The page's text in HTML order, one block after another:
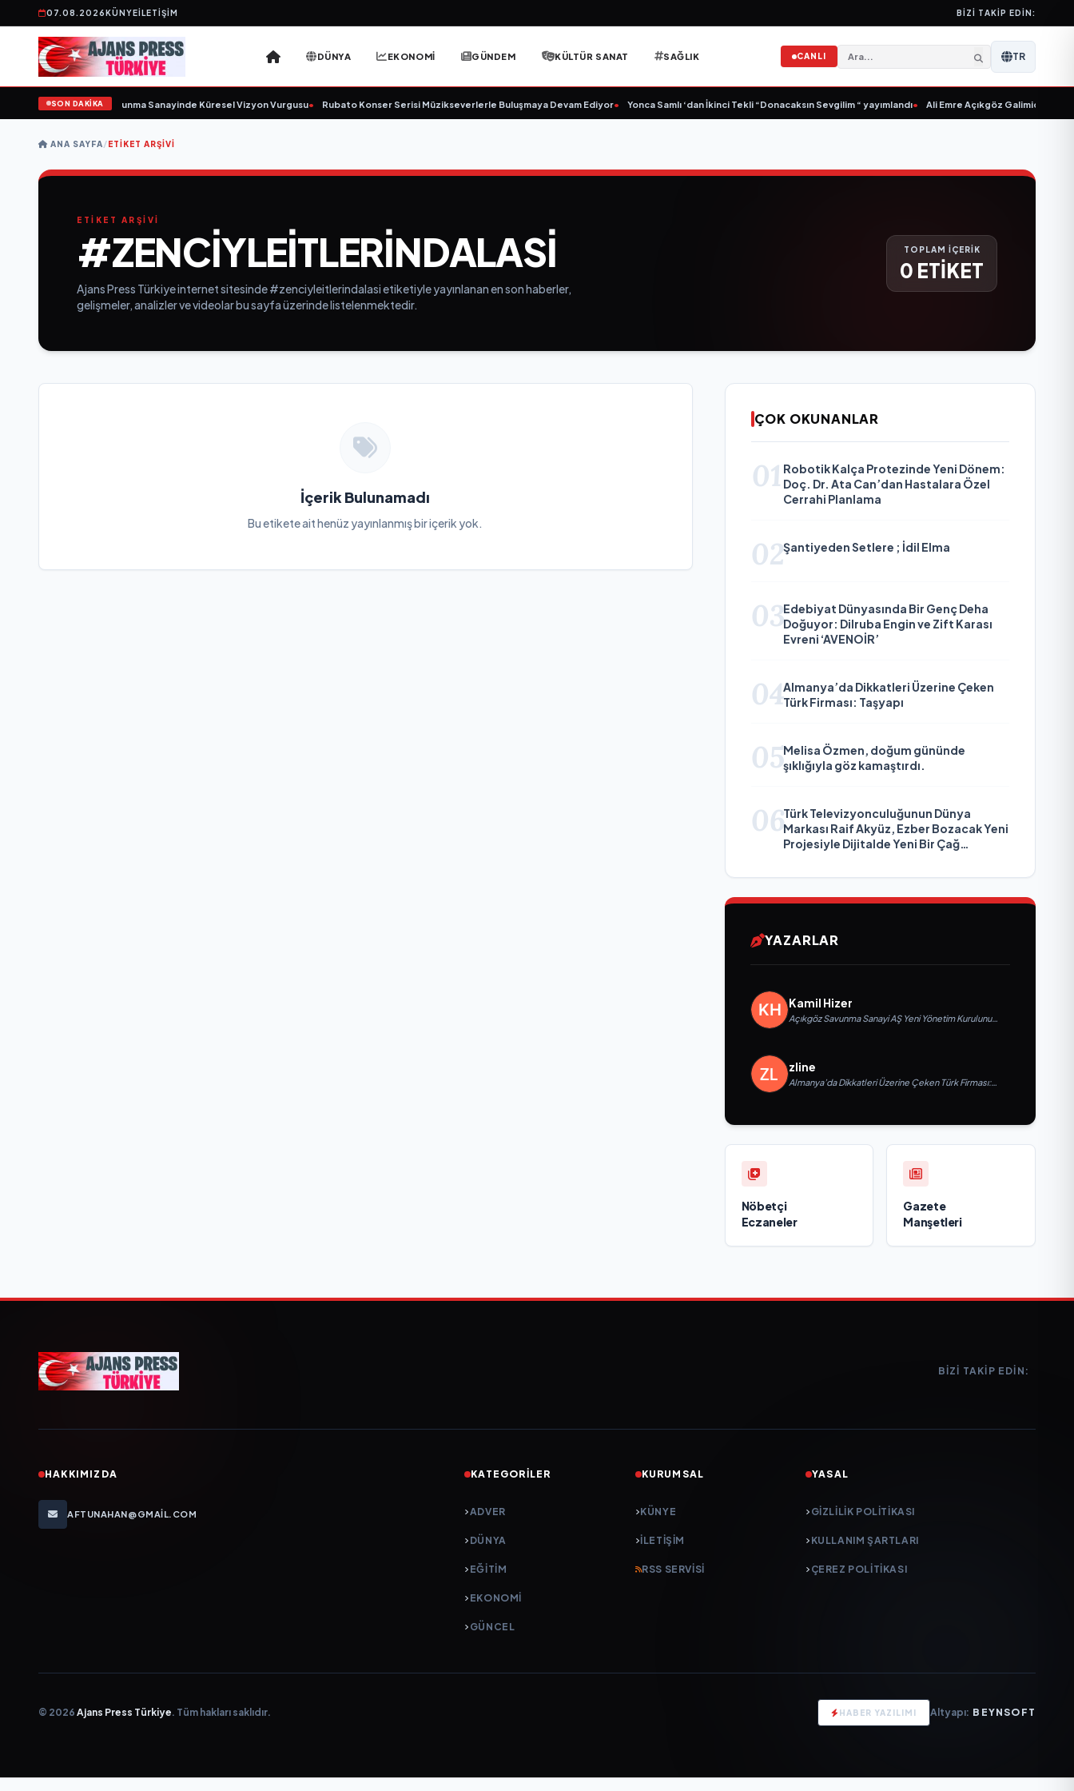
07.08.2026KÜNYEİLETIŞIM BIZI TAKIP EDIN:
DÜNYA EKONOMİ GÜNDEM KÜLTÜR SANAT SAĞLIK CANLI TR
SON DAKİKA
Açıkladı ve Savunma Sanayinde Küresel Vizyon Vurgusu• Rubato Konser Serisi Müzikseverlerle Buluşmaya Devam Ediyor• Yonca Samlı ‘dan İkinci Tekli “Donacaksın Sevgilim “ yayımlandı• Ali Emre Açıkgöz Galimidi, Eski AB
ANA SAYFA/ETIKET ARŞIVI
ETİKET ARŞİVİ
#ZENCIYLEITLERINDALASI
Ajans Press Türkiye internet sitesinde #zenciyleitlerindalasi etiketiyle yayınlanan en son haberler,
gelişmeler, analizler ve videolar bu sayfa üzerinde listelenmektedir.
TOPLAM İÇERİK
0 ETİKET
İçerik Bulunamadı
Bu etikete ait henüz yayınlanmış bir içerik yok.
ÇOK OKUNANLAR
01 Robotik Kalça Protezinde Yeni Dönem:
Doç. Dr. Ata Can’dan Hastalara Özel
Cerrahi Planlama
02Şantiyeden Setlere ; İdil Elma
03Edebiyat Dünyasında Bir Genç Deha
Doğuyor: Dilruba Engin ve Zift Karası
Evreni ‘AVENOİR’
04Almanya’da Dikkatleri Üzerine Çeken
Türk Firması: Taşyapı
05Melisa Özmen, doğum gününde
şıklığıyla göz kamaştırdı.
06Türk Televizyonculuğunun Dünya
Markası Raif Akyüz, Ezber Bozacak Yeni
Projesiyle Dijitalde Yeni Bir Çağ
YAZARLAR
Kamil Hizer
Açıkgöz Savunma Sanayi AŞ Yeni Yönetim Kurulunu
zline
Almanya’da Dikkatleri Üzerine Çeken Türk Firması:
Nöbetçi
Eczaneler
Gazete
Manşetleri
BIZI TAKIP EDIN:
HAKKIMIZDA
AFTUNAHAN@GMAIL.COM
KATEGORILER
ADVER
DÜNYA
EĞİTİM
EKONOMİ
GÜNCEL
KURUMSAL
KÜNYE
İLETIŞIM
RSS SERVISI
YASAL
GIZLILIK POLITIKASI
KULLANIM ŞARTLARI
ÇEREZ POLITIKASI
© 2026 Ajans Press Türkiye. Tüm hakları saklıdır. HABER YAZILIMI Altyapı: BEYNSOFT